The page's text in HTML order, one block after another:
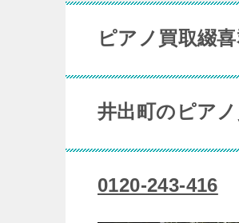
ピアノ買取綴
井出町のピア
0120-243-416